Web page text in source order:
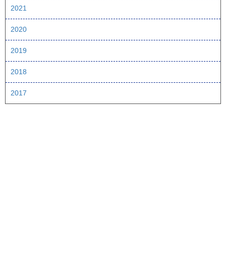
2021
2020
2019
2018
2017